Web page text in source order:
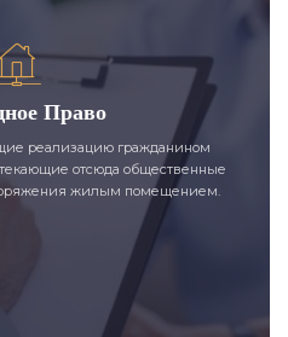
Право
реализацию гражданином
отсюда общественные
жилым помещением.